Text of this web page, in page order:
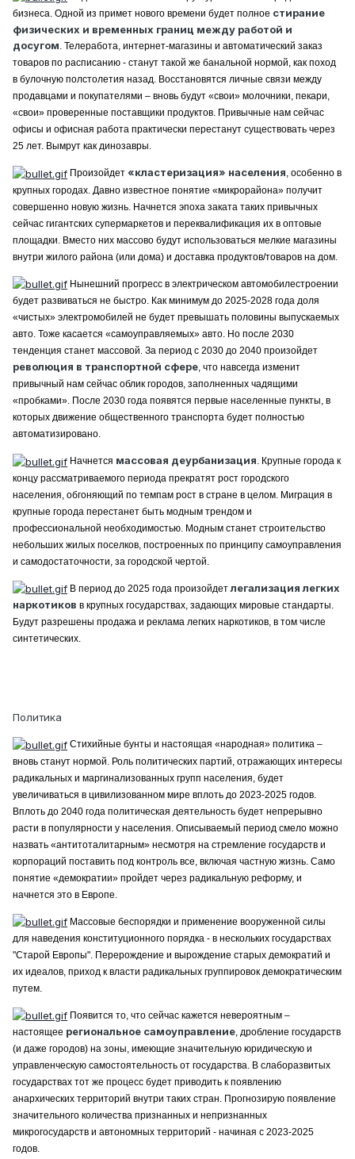
бизнеса. Одной из примет нового времени будет полное стирание
физических и временных границ между работой и
досугом. Телеработа, интернет-магазины и автоматический заказ
товаров по расписанию - станут такой же банальной нормой, как поход
в булочную полстолетия назад. Восстановятся личные связи между
продавцами и покупателями – вновь будут «свои» молочники, пекари,
«свои» проверенные поставщики продуктов. Привычные нам сейчас
офисы и офисная работа практически перестанут существовать через
25 лет. Вымрут как динозавры.
Произойдет «кластеризация» населения, особенно в
крупных городах. Давно известное понятие «микрорайона» получит
совершенно новую жизнь. Начнется эпоха заката таких привычных
сейчас гигантских супермаркетов и переквалификация их в оптовые
площадки. Вместо них массово будут использоваться мелкие магазины
внутри жилого района (или дома) и доставка продуктов/товаров на дом.
Нынешний прогресс в электрическом автомобилестроении
будет развиваться не быстро. Как минимум до 2025-2028 года доля
«чистых» электромобилей не будет превышать половины выпускаемых
авто. Тоже касается «самоуправляемых» авто. Но после 2030
тенденция станет массовой. За период с 2030 до 2040 произойдет
революция в транспортной сфере, что навсегда изменит
привычный нам сейчас облик городов, заполненных чадящими
«пробками». После 2030 года появятся первые населенные пункты, в
которых движение общественного транспорта будет полностью
автоматизировано.
Начнется массовая деурбанизация. Крупные города к
концу рассматриваемого периода прекратят рост городского
населения, обгоняющий по темпам рост в стране в целом. Миграция в
крупные города перестанет быть модным трендом и
профессиональной необходимостью. Модным станет строительство
небольших жилых поселков, построенных по принципу самоуправления
и самодостаточности, за городской чертой.
В период до 2025 года произойдетлегализация легких
наркотиков в крупных государствах, задающих мировые стандарты.
Будут разрешены продажа и реклама легких наркотиков, в том числе
синтетических.
Политика
Стихийные бунты и настоящая «народная» политика –
вновь станут нормой. Роль политических партий, отражающих интересы
радикальных и маргинализованных групп населения, будет
увеличиваться в цивилизованном мире вплоть до 2023-2025 годов.
Вплоть до 2040 года политическая деятельность будет непрерывно
расти в популярности у населения. Описываемый период смело можно
назвать «антитоталитарным» несмотря на стремление государств и
корпораций поставить под контроль все, включая частную жизнь. Само
понятие «демократии» пройдет через радикальную реформу, и
начнется это в Европе.
Массовые беспорядки и применение вооруженной силы
для наведения конституционного порядка - в нескольких государствах
"Старой Европы". Перерождение и вырождение старых демократий и
их идеалов, приход к власти радикальных группировок демократическим
путем.
Появится то, что сейчас кажется невероятным –
настоящее региональное самоуправление, дробление государств
(и даже городов) на зоны, имеющие значительную юридическую и
управленческую самостоятельность от государства. В слаборазвитых
государствах тот же процесс будет приводить к появлению
анархических территорий внутри таких стран. Прогнозирую появление
значительного количества признанных и непризнанных
микрогосударств и автономных территорий - начиная с 2023-2025
годов.